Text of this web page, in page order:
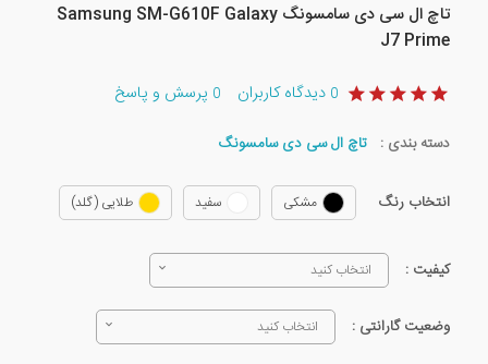
تاچ ال سی دی سامسونگ Samsung SM-G610F Galaxy
J7 Prime
0 دیدگاه کاربران 0 پرسش و پاسخ
دسته بندی : تاچ ال سی دی سامسونگ
انتخاب رنگ مشکی سفید طلایی (گلد)
کیفیت : انتخاب کنید
وضعیت گارانتی : انتخاب کنید